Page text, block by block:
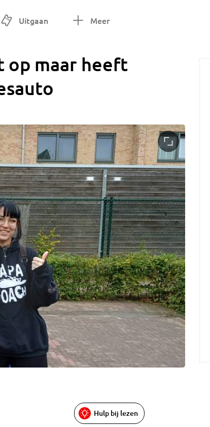
Uitgaan Meer
op maar heeft
Hulp bij lezen